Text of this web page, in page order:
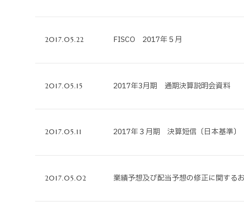
2017.05.22 FISCO 2017年５月
2017.05.15 2017年3月期 通期決算説明会資料
2017.05.11 2017年３月期 決算短信〔日本基準〕
2017.05.02 業績予想及び配当予想の修正に関す